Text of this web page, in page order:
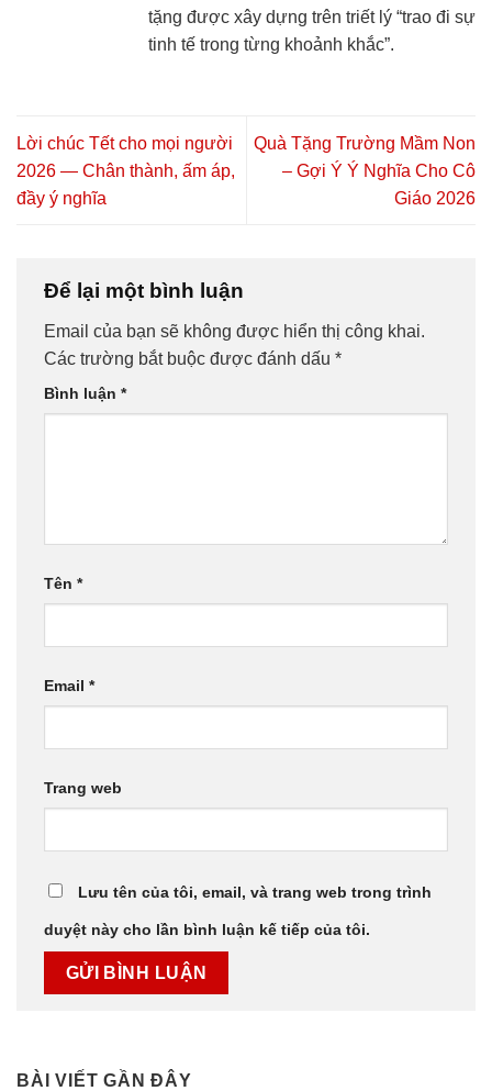
tặng được xây dựng trên triết lý “trao đi sự
tinh tế trong từng khoảnh khắc”.
Lời chúc Tết cho mọi người
2026 — Chân thành, ấm áp,
đầy ý nghĩa
Quà Tặng Trường Mầm Non
– Gợi Ý Ý Nghĩa Cho Cô
Giáo 2026
Để lại một bình luận
Email của bạn sẽ không được hiển thị công khai.
Các trường bắt buộc được đánh dấu *
Bình luận *
Tên *
Email *
Trang web
Lưu tên của tôi, email, và trang web trong trình
duyệt này cho lần bình luận kế tiếp của tôi.
BÀI VIẾT GẦN ĐÂY